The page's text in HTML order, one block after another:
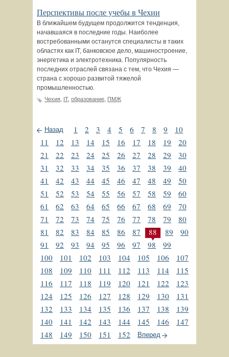
Перспективы после учебы в Чехии
В ближайшем будущем продолжится тенденция,
начавшаяся в последние годы. Наиболее
востребованными останутся специалисты в таких
областях как ІТ, банковское дело, машиностроение,
энергетика и электротехника. Популярность
последних отраслей связана с тем, что Чехия —
страна с хорошо развитой тяжелой
промышленностью.
Чехия ІТ, образование ПМЖ
Назад 1 2 3 4 5 6 7 8 9
10
11
12 13 14 15 16 17 18 19
20
21
22 23 24 25 26 27 28 29
30
31
32 33 34 35 36 37 38 39
40
41
42 43 44 45 46 47 48 49
50
51
52 53 54 55 56 57 58 59
60
61
62 63 64 65 66 67 68 69
70
71
72 73 74 75 76 77 78 79
80
81
82 83 84 85 86 87 88 89
90
91
92 93 94 95 96 97 98
99
100
101 102 103 104 105 106
107
108
109 110 111 112 113 114
115
116
117 118 119 120 121 122
123
124
125 126 127 128 129 130
131
132
133 134 135 136 137 138
139
140
141 142 143 144 145 146
147
148
149 150 151 152 Вперед